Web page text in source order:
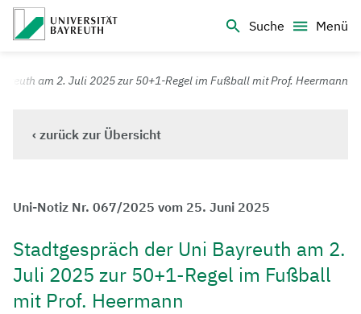
Suche
Menü
Universität Bayreuth – Deine Top-Campus-Uni
am 2. Juli 2025 zur 50+1-Regel im Fußball mit Prof. Heermann
‹ zurück zur Übersicht
Uni-Notiz Nr. 067/2025 vom 25. Juni 2025
Stadtgespräch der Uni Bayreuth am 2.
Juli 2025 zur 50+1-Regel im Fußball
mit Prof. Heermann